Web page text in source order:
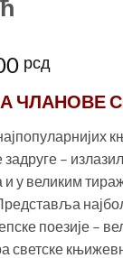
рсд
ЧЛАНОВЕ
–
у великим
поезије –
светске